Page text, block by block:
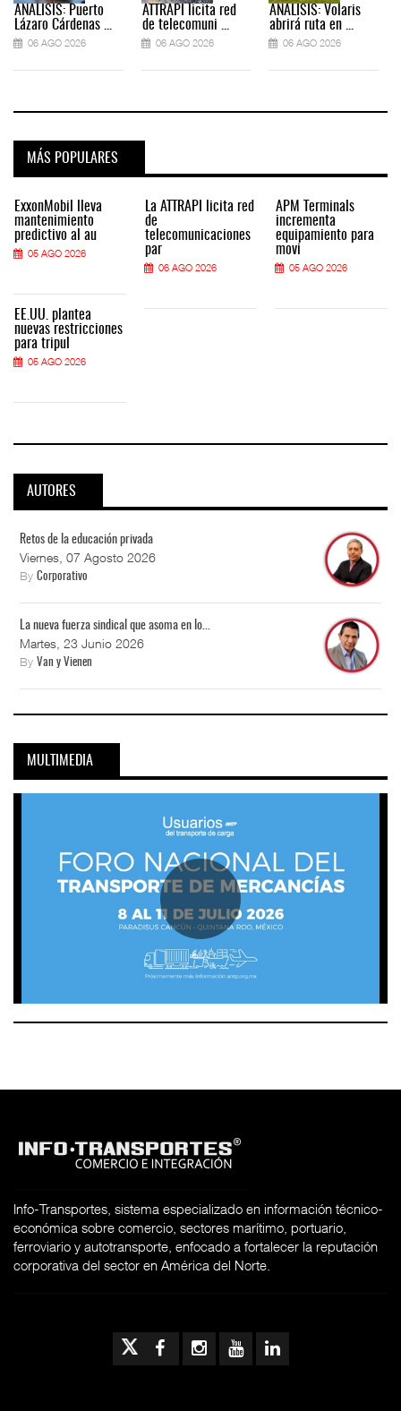
ANÁLISIS: Puerto
Lázaro Cárdenas ...
06 AGO 2026
ATTRAPI licita red
de telecomuni ...
06 AGO 2026
ANÁLISIS: Volaris
abrirá ruta en ...
06 AGO 2026
MÁS POPULARES
ExxonMobil lleva
mantenimiento
predictivo al au
05 AGO 2026
EE.UU. plantea
nuevas restricciones
para tripul
05 AGO 2026
La ATTRAPI licita red
de
telecomunicaciones
par
06 AGO 2026
APM Terminals
incrementa
equipamiento para
movi
05 AGO 2026
AUTORES
Retos de la educación privada
Viernes, 07 Agosto 2026
By Corporativo
La nueva fuerza sindical que asoma en lo...
Martes, 23 Junio 2026
By Van y Vienen
MULTIMEDIA
Info-Transportes, sistema especializado en información técnico-
económica sobre comercio, sectores marítimo, portuario,
ferroviario y autotransporte, enfocado a fortalecer la reputación
corporativa del sector en América del Norte.